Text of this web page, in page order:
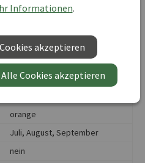
Lilien Orange Ton
20
Lilium hybrids
20 cm
orange
Juli, August, September
nein
Informationen.
akzeptieren
Alle Cookies akzeptieren